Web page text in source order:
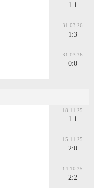
1:1
31.03.26
1:3
31.03.26
0:0
18.11.25
1:1
15.11.25
2:0
14.10.25
2:2